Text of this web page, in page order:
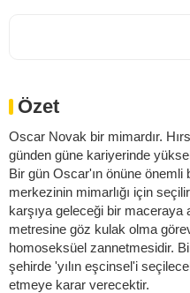
Özet
Oscar Novak bir mimardır.
günden güne kariyerinde
Bir gün Oscar'ın önüne önemli
merkezinin mimarlığı için
karşıya geleceği bir maceraya
metresine göz kulak olma
homoseksüel zannetmesidir.
şehirde 'yılın eşcinsel'i
etmeye karar verecektir.